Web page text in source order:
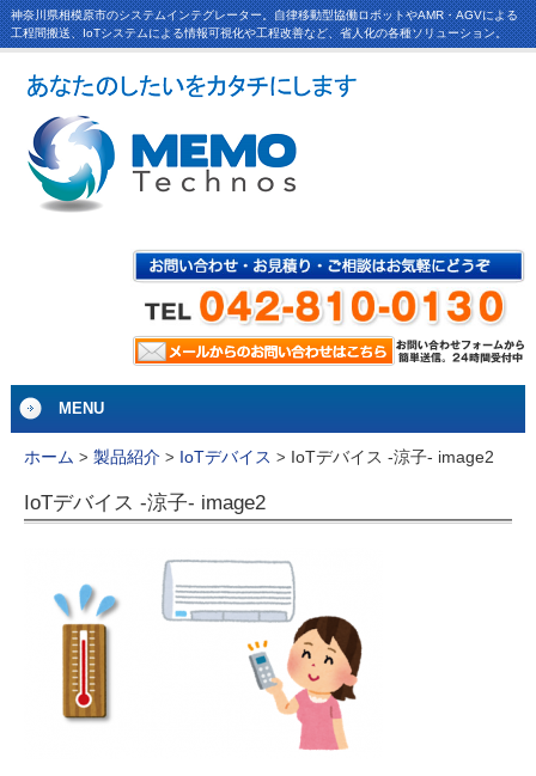
神奈川県相模原市のシステムインテグレーター。自律移動型協働ロボットやAMR・AGVによる
工程間搬送、IoTシステムによる情報可視化や工程改善など、省人化の各種ソリューション。
MENU
ホーム > 製品紹介> IoTデバイス > IoTデバイス -涼子- image2
IoTデバイス -涼子- image2